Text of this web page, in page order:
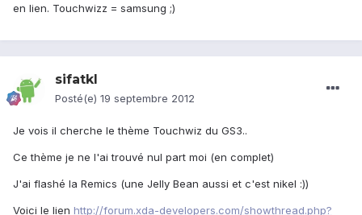
en lien. Touchwizz = samsung ;)
sifatkl
Posté(e) 19 septembre 2012
Je vois il cherche le thème Touchwiz du GS3..
Ce thème je ne l'ai trouvé nul part moi (en complet)
J'ai flashé la Remics (une Jelly Bean aussi et c'est nikel :))
Voici le lien http://forum.xda-developers.com/showthread.php?